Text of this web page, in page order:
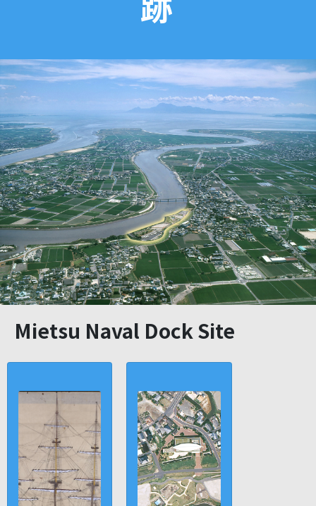
Mietsu Naval Dock Site